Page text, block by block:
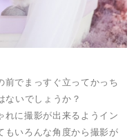
前でまっすぐ立ってかっち
ないでしょうか？
れに撮影が出来るようイン
もいろんな角度から撮影が